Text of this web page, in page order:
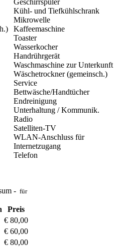
Kühl- und Tiefkühlschrank
Mikrowelle
Kaffeemaschine
Toaster
Wasserkocher
Handrührgerät
Waschmaschine zur Unterkunft
Wäschetrockner (gemeinsch.)
Service
Bettwäsche/Handtücher
Endreinigung
Unterhaltung / Kommunik.
Radio
Satelliten-TV
WLAN-Anschluss für
Internetzugang
Telefon
- für
Preis
€ 80,00
€ 60,00
€ 80,00